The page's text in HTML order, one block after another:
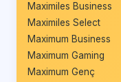
Maximiles Business
Maximiles Select
Maximum Business
Maximum Gaming
Maximum Genç